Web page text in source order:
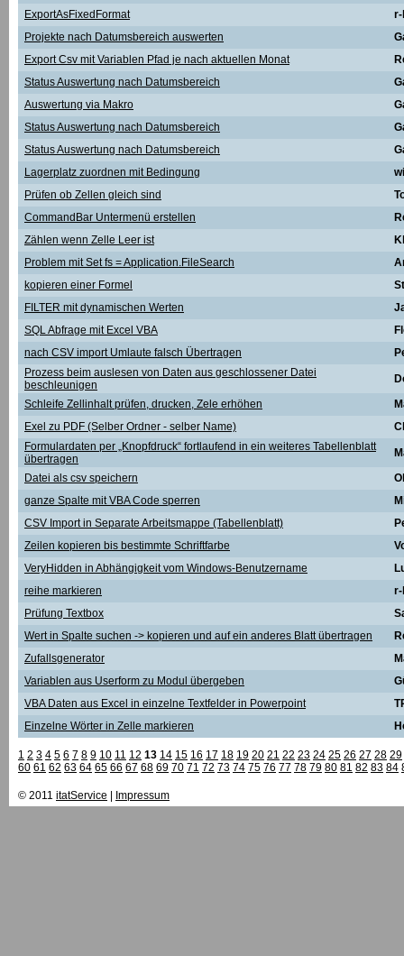
ExportAsFixedFormat
r-
Projekte nach Datumsbereich auswerten
Export Csv mit Variablen Pfad je nach aktuellen Monat
Status Auswertung nach Datumsbereich
Auswertung via Makro
Status Auswertung nach Datumsbereich
Status Auswertung nach Datumsbereich
Lagerplatz zuordnen mit Bedingung
Prüfen ob Zellen gleich sind
CommandBar Untermenü erstellen
Zählen wenn Zelle Leer ist
Problem mit Set fs = Application.FileSearch
kopieren einer Formel
FILTER mit dynamischen Werten
SQL Abfrage mit Excel VBA
nach CSV import Umlaute falsch Übertragen
Prozess beim auslesen von Daten aus geschlossener Datei
beschleunigen
Schleife Zellinhalt prüfen, drucken, Zele erhöhen
Exel zu PDF (Selber Ordner - selber Name)
Formulardaten per „Knopfdruck“ fortlaufend in ein weiteres Tabellenblatt
übertragen
Datei als csv speichern
ganze Spalte mit VBA Code sperren
CSV Import in Separate Arbeitsmappe (Tabellenblatt)
Zeilen kopieren bis bestimmte Schriftfarbe
VeryHidden in Abhängigkeit vom Windows-Benutzername
reihe markieren
r-
Prüfung Textbox
Wert in Spalte suchen -> kopieren und auf ein anderes Blatt übertragen
Zufallsgenerator
Variablen aus Userform zu Modul übergeben
VBA Daten aus Excel in einzelne Textfelder in Powerpoint
Einzelne Wörter in Zelle markieren
1 2 3 4 5 6 7 8 9 10 11 12 13 14 15 16 17 18 19 20 21 22 23 24 25 26 27 28 29
60 61 62 63 64 65 66 67 68 69 70 71 72 73 74 75 76 77 78 79 80 81 82 83 84
© 2011 itatService Impressum